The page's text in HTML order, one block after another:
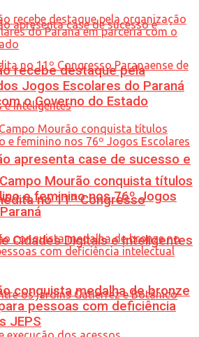
apresenta case de sucesso e
no 11º Congresso
Cidades Digitais e Inteligentes
recebe destaque pela
Jogos Escolares do Paraná
o Governo do Estado
Mourão conquista títulos
e feminino nos 76º Jogos
conquista medalha de bronze
pessoas com deficiência
JEPS